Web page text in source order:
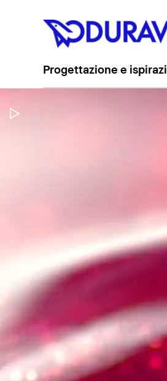
Progettazione e
Metti in pausa il video